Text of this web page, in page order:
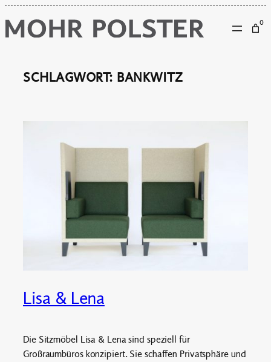
Inhalt
springen
0
SCHLAGWORT: BANKWITZ
Lisa & Lena
Die Sitzmöbel Lisa & Lena sind speziell für
Großraumbüros konzipiert. Sie schaffen Privatsphäre und